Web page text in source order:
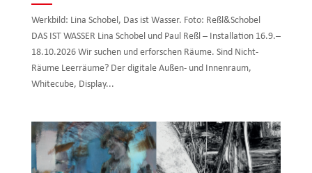
Werkbild: Lina Schobel, Das ist Wasser. Foto: Reßl&Schobel
DAS IST WASSER Lina Schobel und Paul Reßl – Installation 16.9.–
18.10.2026 Wir suchen und erforschen Räume. Sind Nicht-
Räume Leerräume? Der digitale Außen- und Innenraum,
Whitecube, Display...